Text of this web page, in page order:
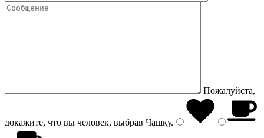
Пожалуйста,
докажите, что вы человек, выбрав Чашку.